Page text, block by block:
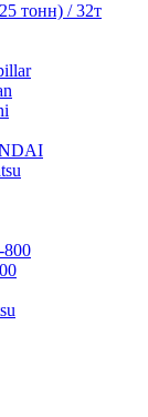
тонн) / 32т